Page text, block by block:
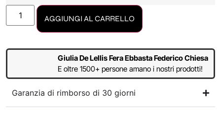
AGGIUNGI AL CARRELLO
Giulia De Lellis Fera Ebbasta Federico Chiesa
E oltre 1500+ persone amano i nostri prodotti!
Garanzia di rimborso di 30 giorni